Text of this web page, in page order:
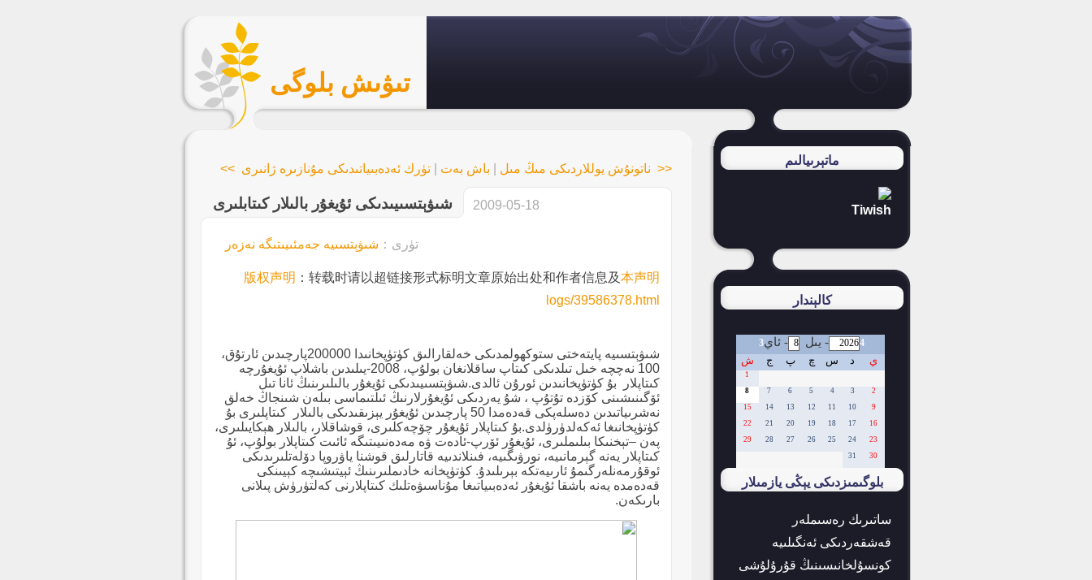
تىۋىش بلوگى
<< ناتونۇش يوللاردىكى مىڭ مىل باش بەت تۈرك ئەدەبىياتىدىكى مۇنازىرە ژانىرى >>
شىۋېتسىيىدىكى ئۇيغۇر بالىلار كىتابلىرى 2009-05-18
تۈرى： شىۋېتسىيە جەمئىيىتىگە نەزەر
版权声明 ：转载时请以超链接形式标明文章原始出处和作者信息及本声明
logs/39586378.html
شىۋېتسىيە پايتەختى ستوكھولمدىكى خەلقارالىق كۈتۈپخانىدا 200000پارچىدىن ئارتۇق،
100 نەچچە خىل تىلدىكى كىتاپ ساقلانغان بولۇپ، 2008-يىلىدىن باشلاپ ئۇيغۇرچە
كىتاپلار
بۇ كۈتۈپخانىدىن ئورۇن ئالدى.شىۋېتسىيىدىكى ئۇيغۇر بالىلىرىنىڭ ئانا تىل
ئۆگىنىشىنى كۆزدە تۇتۇپ ، شۇ يەردىكى ئۇيغۇرلارنىڭ ئىلتىماسى بىلەن شىنجاڭ خەلق
نەشرىياتىدىن دەسلەپكى قەدەمدا 50 پارچىدىن ئۇيغۇر يېزىقىدىكى بالىلار
كىتاپلىرى بۇ
كۈتۈپخانىغا ئەكەلدۈرۈلدى.بۇ كىتاپلار ئۇيغۇر چۆچەكلىرى، قوشاقلار، بالىلار ھېكايىلىرى،
پەن –تېخنىكا بىلىملىرى، ئۇيغۇر ئۆرپ-ئادەت ۋە مەدەنىيىتىگە ئائىت كىتاپلار بولۇپ، ئۇ
كىتاپلار يەنە گېرمانىيە، نورۋىگىيە، فىنلاندىيە قاتارلىق قوشنا ياۋروپا دۆلەتلىرىدىكى
ئوقۇرمەنلەرگىمۇ ئارىيەتكە بېرىلىدۇ. كۈتۈپخانە خادىملىرىنىڭ ئېيتىشىچە كېيىنكى
قەدەمدە يەنە باشقا ئۇيغۇر ئەدەبىياتىغا مۇناسىۋەتلىك كىتاپلارنى كەلتۈرۈش پىلانى
بارىكەن.
ماتېرىيالىم
Tiwish
كالېندار
4
- يىل - ئاي3
ي د س چ پ ج ش
1
2
3
4
5
6
7
8
9
10
11
12
13
14
15
16
17
18
19
20
21
22
23
24
25
26
27
28
29
30
31
بلوگىمىزدىكى يېڭى يازمىلار
ساتىرىك رەسىملەر
قەشقەردىكى ئەنگىلىيە
كونسۇلخانىسىنىڭ قۇرۇلۇشى